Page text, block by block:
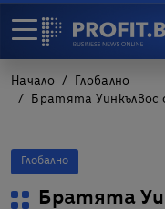
Начало
Глобално
Братята Уинкълвос
Глобално
Братята